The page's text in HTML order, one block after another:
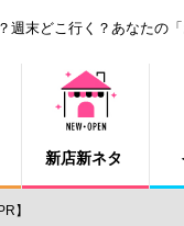
週末どこ行く？あなたの
新店新ネタ
】